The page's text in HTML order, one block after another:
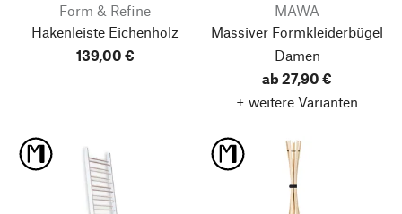
Form & Refine
Hakenleiste Eichenholz
139,00 €
MAWA
Massiver Formkleiderbügel
Damen
ab 27,90 €
+ weitere Varianten